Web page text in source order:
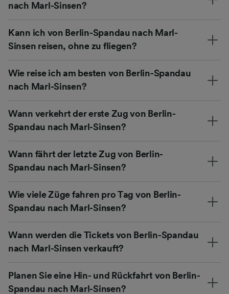
nach Marl-Sinsen?
Kann ich von Berlin-Spandau nach Marl-
Sinsen reisen, ohne zu fliegen?
Wie reise ich am besten von Berlin-Spandau
nach Marl-Sinsen?
Wann verkehrt der erste Zug von Berlin-
Spandau nach Marl-Sinsen?
Wann fährt der letzte Zug von Berlin-
Spandau nach Marl-Sinsen?
Wie viele Züge fahren pro Tag von Berlin-
Spandau nach Marl-Sinsen?
Wann werden die Tickets von Berlin-Spandau
nach Marl-Sinsen verkauft?
Planen Sie eine Hin- und Rückfahrt von Berlin-
Spandau nach Marl-Sinsen?